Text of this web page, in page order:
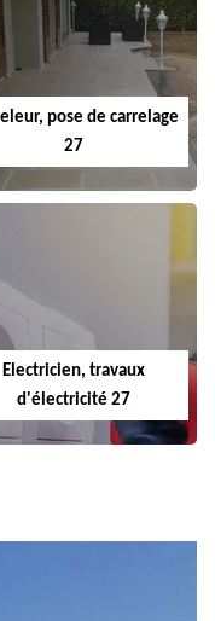
pose de carrelage
27
Electricien, travaux
d'électricité 27